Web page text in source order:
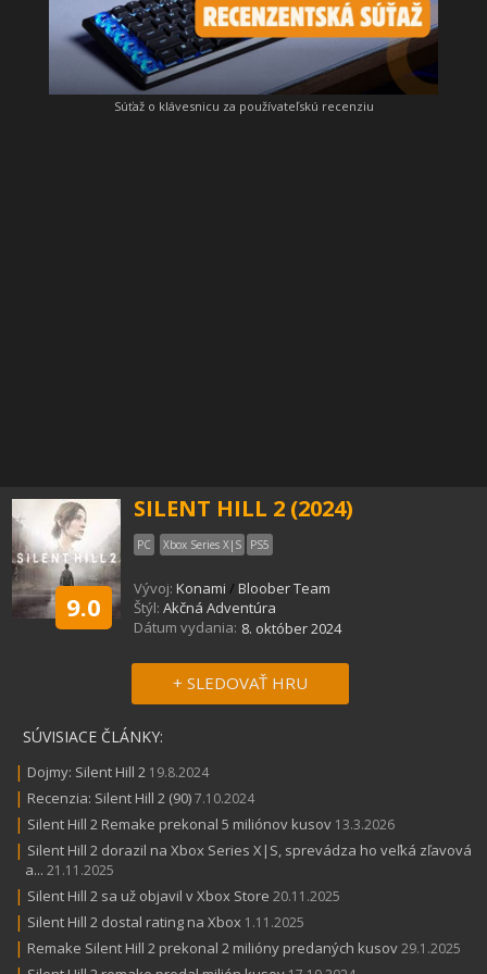
Súťaž o klávesnicu za používateľskú recenziu
9.0
SILENT HILL 2 (2024)
PC Xbox Series X|S PS5
Vývoj: Konami / Bloober Team
Štýl: Akčná Adventúra
Dátum vydania: 8. október 2024
+ SLEDOVAŤ HRU
SÚVISIACE ČLÁNKY:
| Dojmy: Silent Hill 2 19.8.2024
| Recenzia: Silent Hill 2 (90)7.10.2024
| Silent Hill 2 Remake prekonal 5 miliónov kusov 13.3.2026
| Silent Hill 2 dorazil na Xbox Series X|S, sprevádza ho veľká zľavová
a... 21.11.2025
| Silent Hill 2 sa už objavil v Xbox Store 20.11.2025
| Silent Hill 2 dostal rating na Xbox 1.11.2025
| Remake Silent Hill 2 prekonal 2 milióny predaných kusov29.1.2025